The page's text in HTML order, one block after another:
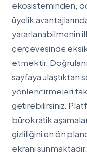
ekosisteminden,
üyelik
yararlanabilmenin
çerçevesinde
etmektir.
sayfaya ulaştıktan
yönlendirmeleri
getirebilirsiniz.
bürokratik
gizliliğini en ön
ekranı